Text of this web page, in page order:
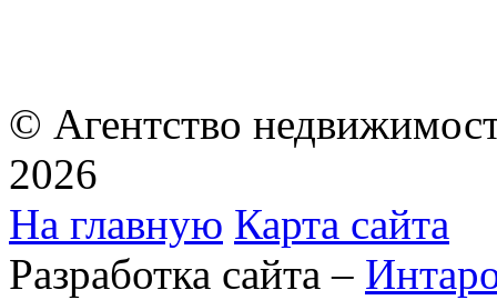
© Агентство
2026
На главную Карта сайта
Разработка сайта –